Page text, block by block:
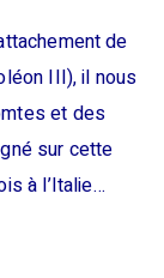
de
III), il nous
et des
sur cette
à l’Italie…